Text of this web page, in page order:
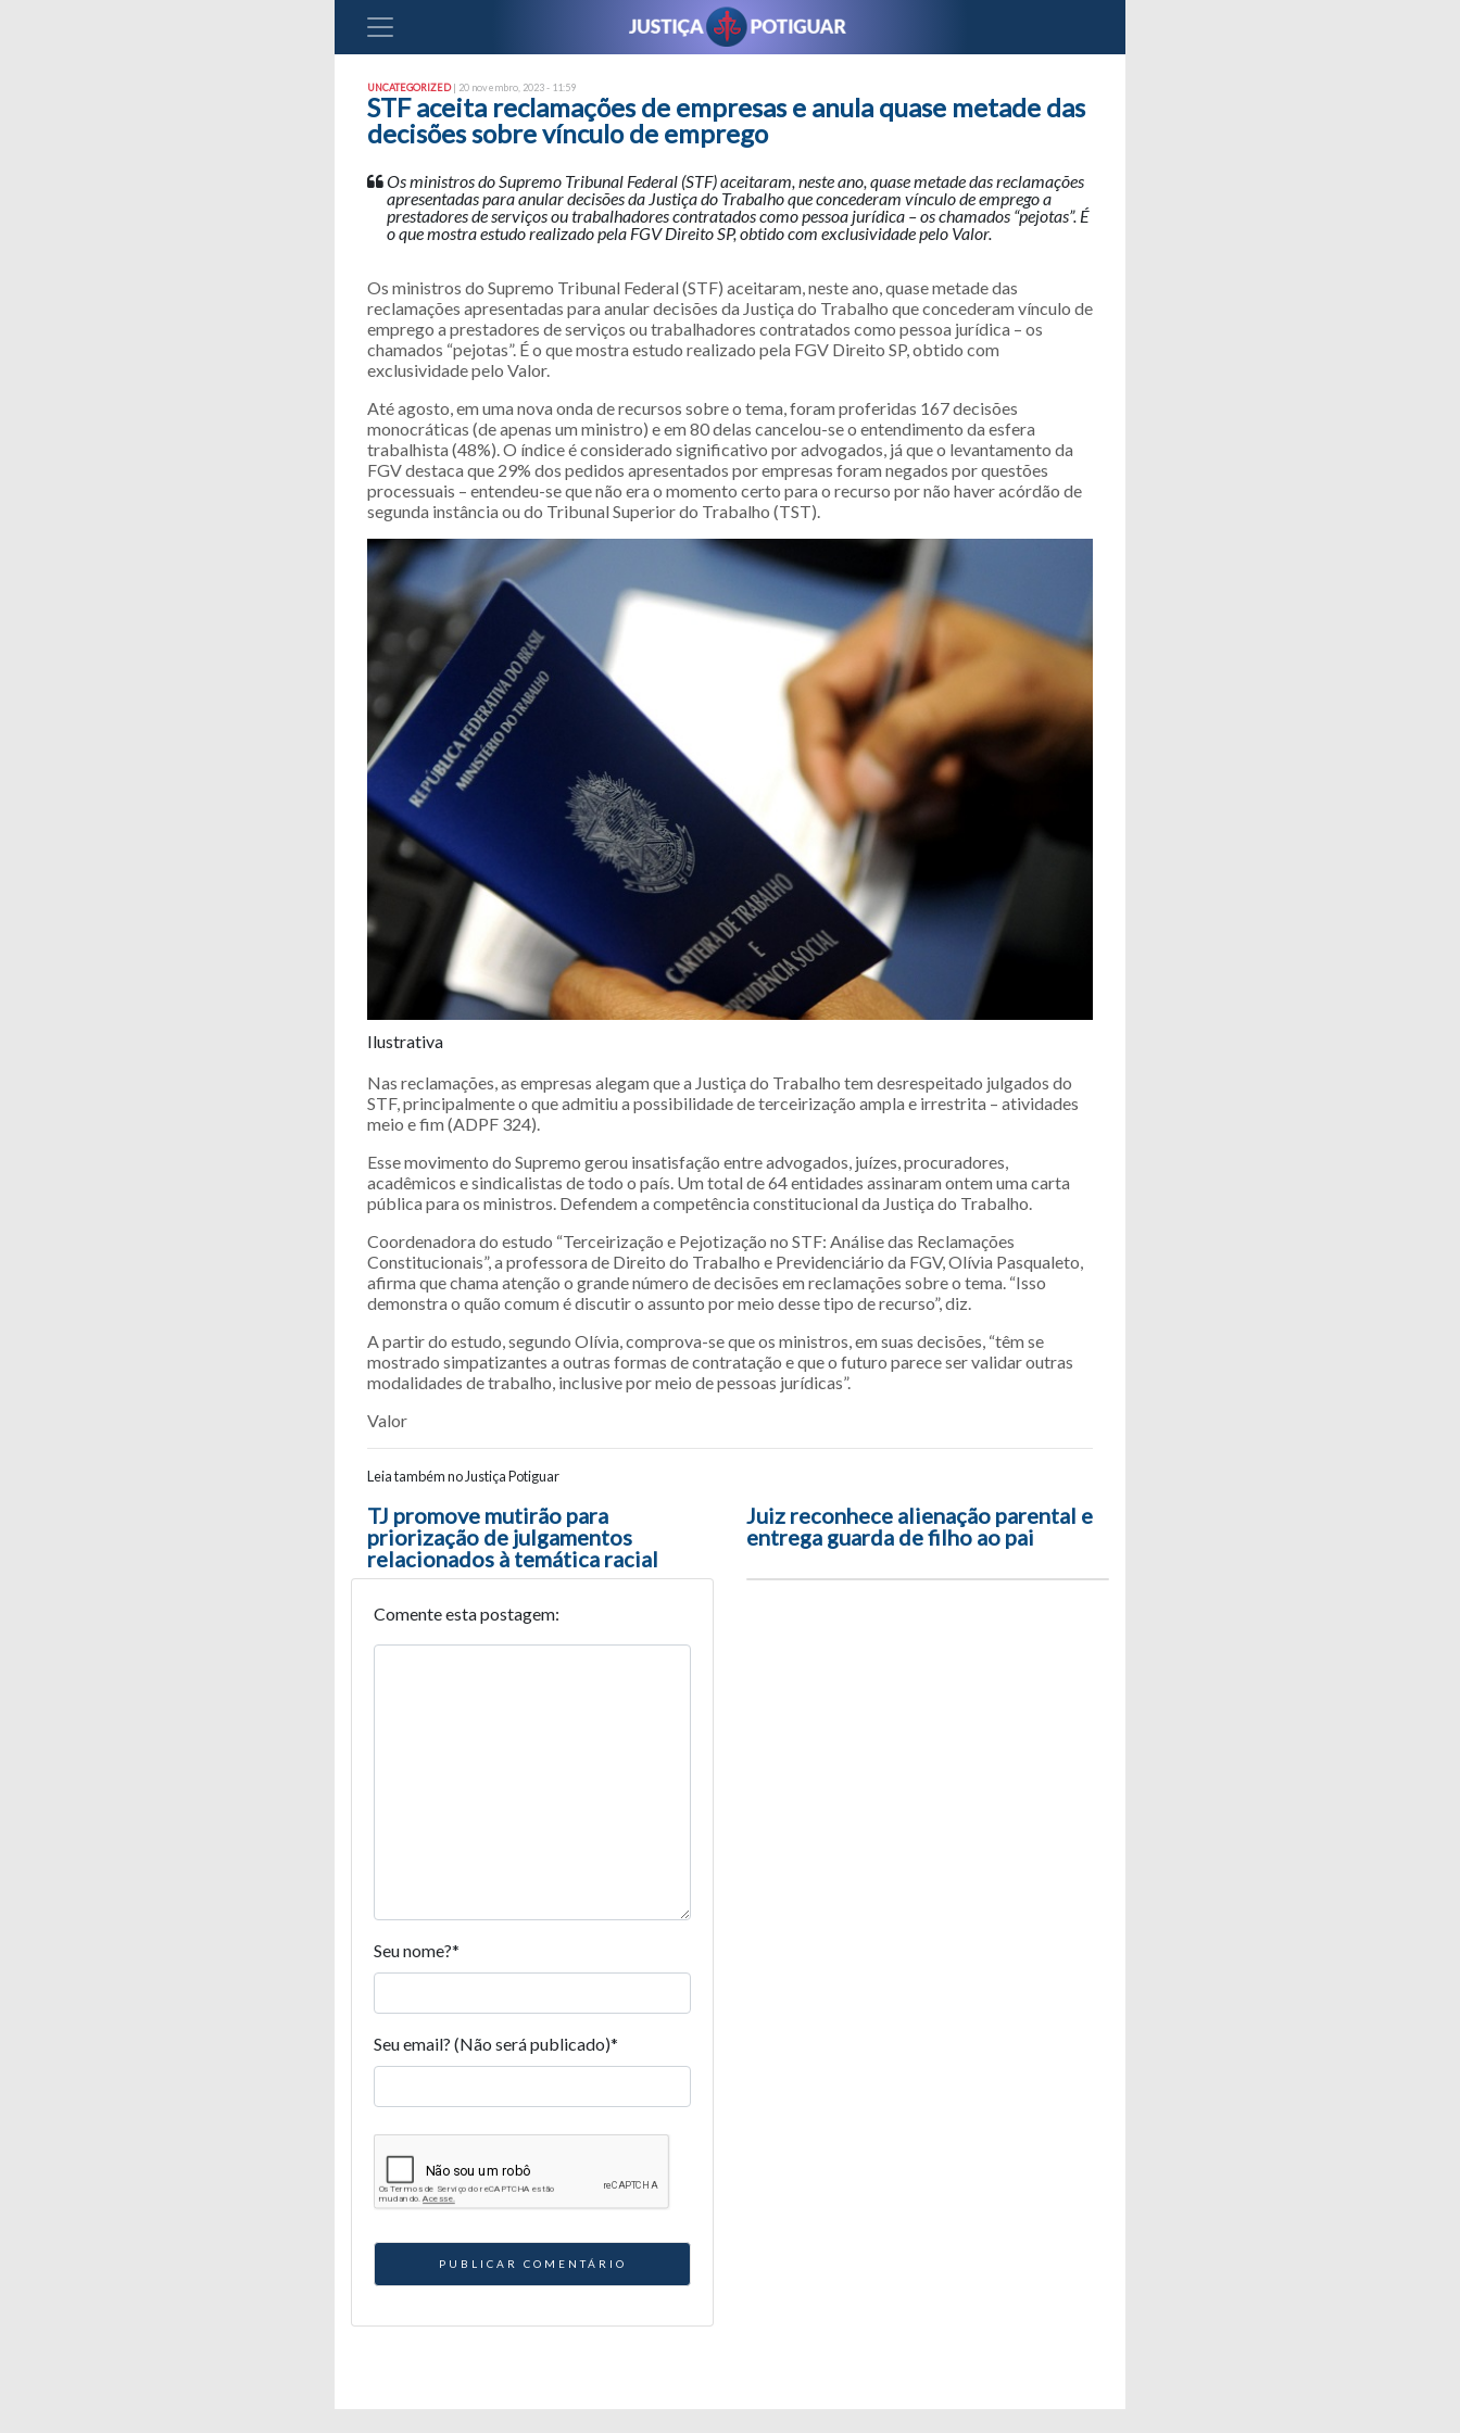
UNCATEGORIZED| 20 novembro, 2023 - 11:59
STF aceita reclamações de empresas e anula quase metade das
decisões sobre vínculo de emprego
Os ministros do Supremo Tribunal Federal (STF) aceitaram, neste ano, quase metade das reclamações
apresentadas para anular decisões da Justiça do Trabalho que concederam vínculo de emprego a
prestadores de serviços ou trabalhadores contratados como pessoa jurídica – os chamados “pejotas”. É
o que mostra estudo realizado pela FGV Direito SP, obtido com exclusividade pelo Valor.
Os ministros do Supremo Tribunal Federal (STF) aceitaram, neste ano, quase metade das
reclamações apresentadas para anular decisões da Justiça do Trabalho que concederam vínculo de
emprego a prestadores de serviços ou trabalhadores contratados como pessoa jurídica – os
chamados “pejotas”. É o que mostra estudo realizado pela FGV Direito SP, obtido com
exclusividade pelo Valor.
Até agosto, em uma nova onda de recursos sobre o tema, foram proferidas 167 decisões
monocráticas (de apenas um ministro) e em 80 delas cancelou-se o entendimento da esfera
trabalhista (48%). O índice é considerado significativo por advogados, já que o levantamento da
FGV destaca que 29% dos pedidos apresentados por empresas foram negados por questões
processuais – entendeu-se que não era o momento certo para o recurso por não haver acórdão de
segunda instância ou do Tribunal Superior do Trabalho (TST).
Ilustrativa
Nas reclamações, as empresas alegam que a Justiça do Trabalho tem desrespeitado julgados do
STF, principalmente o que admitiu a possibilidade de terceirização ampla e irrestrita – atividades
meio e fim (ADPF 324).
Esse movimento do Supremo gerou insatisfação entre advogados, juízes, procuradores,
acadêmicos e sindicalistas de todo o país. Um total de 64 entidades assinaram ontem uma carta
pública para os ministros. Defendem a competência constitucional da Justiça do Trabalho.
Coordenadora do estudo “Terceirização e Pejotização no STF: Análise das Reclamações
Constitucionais”, a professora de Direito do Trabalho e Previdenciário da FGV, Olívia Pasqualeto,
afirma que chama atenção o grande número de decisões em reclamações sobre o tema. “Isso
demonstra o quão comum é discutir o assunto por meio desse tipo de recurso”, diz.
A partir do estudo, segundo Olívia, comprova-se que os ministros, em suas decisões, “têm se
mostrado simpatizantes a outras formas de contratação e que o futuro parece ser validar outras
modalidades de trabalho, inclusive por meio de pessoas jurídicas”.
Valor
Leia também no Justiça Potiguar
Navegação entre posts
TJ promove mutirão para
priorização de julgamentos
relacionados à temática racial
Juiz reconhece alienação parental e
entrega guarda de filho ao pai
Comente esta postagem:
Seu nome?*
Seu email? (Não será publicado)*